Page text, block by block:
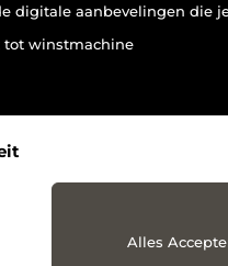
Alles
digitale aanbevelingen die
tot winstmachine